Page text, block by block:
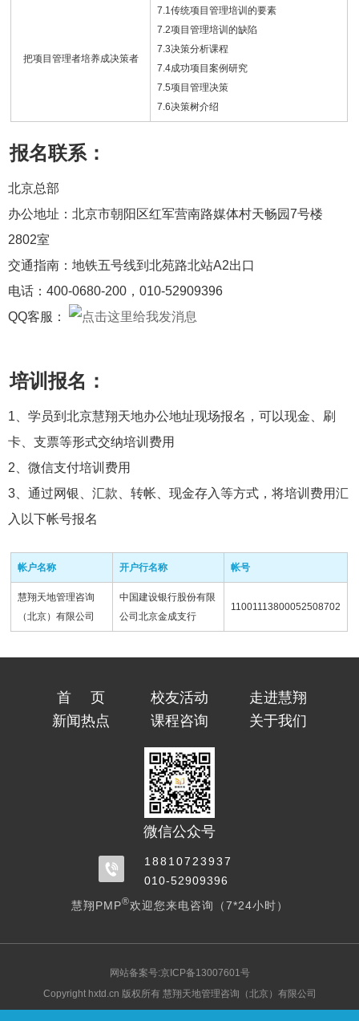
把项目管理者培养成决策者
7.1传统项目管理培训的要素
7.2项目管理培训的缺陷
7.3决策分析课程
7.4成功项目案例研究
7.5项目管理决策
7.6决策树介绍
报名联系：
北京总部
办公地址：北京市朝阳区红军营南路媒体村天畅园7号楼
2802室
交通指南：地铁五号线到北苑路北站A2出口
电话：400-0680-200，010-52909396
QQ客服：
培训报名：
1、学员到北京慧翔天地办公地址现场报名，可以现金、刷
卡、支票等形式交纳培训费用
2、微信支付培训费用
3、通过网银、汇款、转帐、现金存入等方式，将培训费用汇
入以下帐号报名
帐户名称 开户行名称 帐号
慧翔天地管理咨询
（北京）有限公司
中国建设银行股份有限
公司北京金成支行
11001113800052508702
首页 校友活动
走进慧翔
新闻热点
课程咨询 关于我们
微信公众号
18810723937
010-52909396
慧翔PMP®欢迎您来电咨询（7*24小时）
网站备案号:京ICP备13007601号
Copyright hxtd.cn 版权所有 慧翔天地管理咨询（北京）有限公司